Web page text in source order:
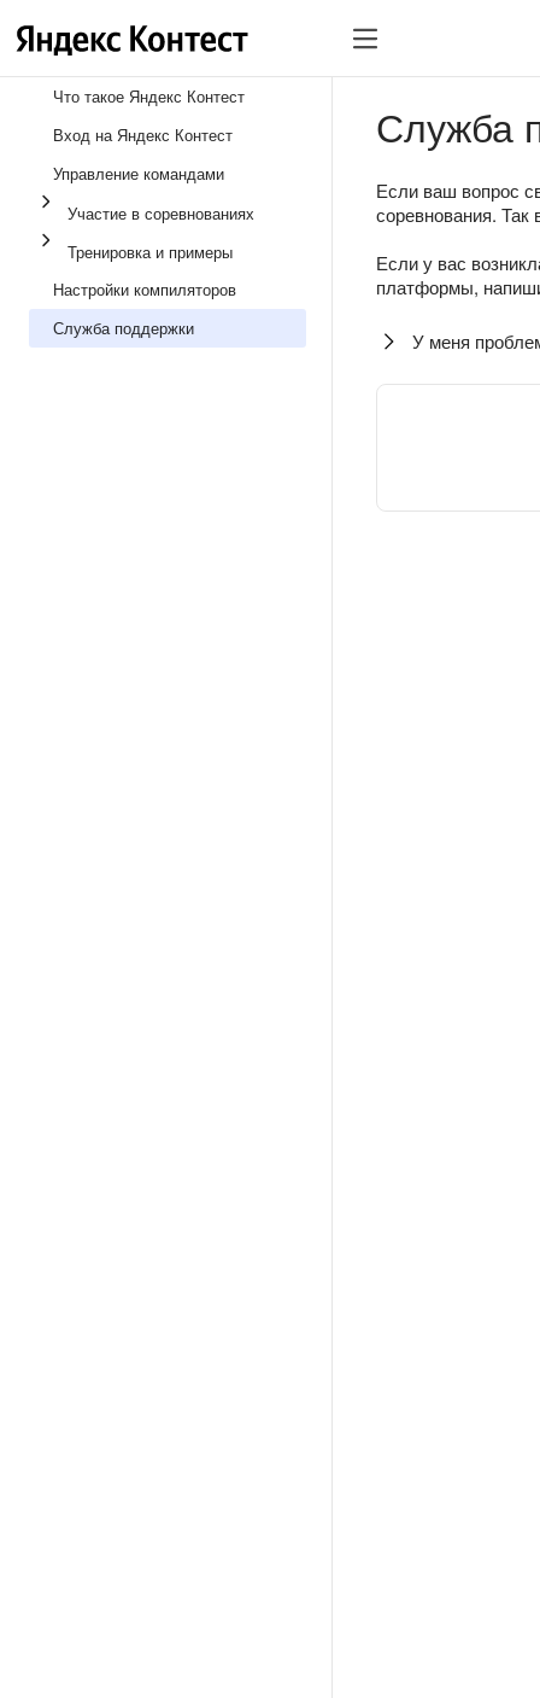
Что такое Яндекс Контест
Вход на Яндекс Контест
Управление командами
Участие в соревнованиях
Тренировка и примеры
Настройки компиляторов
Служба поддержки
Служба
Если ваш вопрос
соревнования. Так
Если у вас
платформы,
У меня